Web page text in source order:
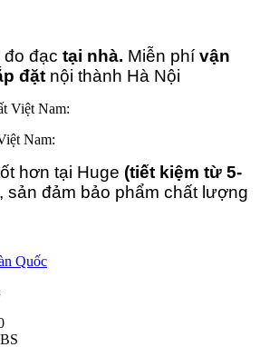
đo đạc tại nhà. Miễn phí vận
đặt nội thành Hà Nội
Nam:
hơn tại Huge (tiết kiệm từ 5-
, sản đảm bảo phẩm chất lượng